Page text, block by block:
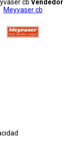
Vendedor
Meyvaser cb